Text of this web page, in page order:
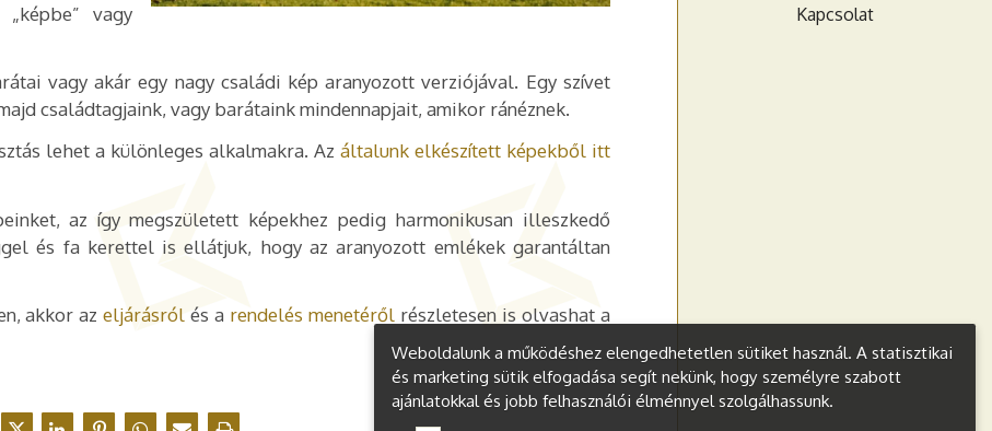
Kapcsolat
vagy
vagy akár egy nagy családi kép aranyozott verziójával. Egy szívet
családtagjaink, vagy barátaink mindennapjait, amikor ránéznek.
lehet a különleges alkalmakra. Az általunk elkészített képekből itt
az így megszületett képekhez pedig harmonikusan illeszkedő
és fa kerettel is ellátjuk, hogy az aranyozott emlékek garantáltan
akkor azeljárásról és a rendelés menetéről részletesen is olvashat a
Weboldalunk a működéshez elengedhetetlen sütiket használ. A statisztikai
és marketing sütik elfogadása segít nekünk, hogy személyre szabott
ajánlatokkal és jobb felhasználói élménnyel szolgálhassunk.